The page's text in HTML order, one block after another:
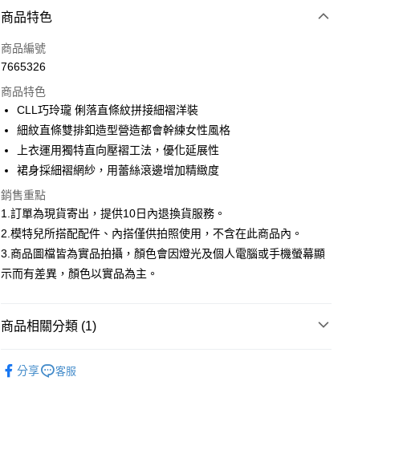
付款方式
信用卡一次付款
3 期 0 利率 每期 NT$466
合作金庫商業銀行
第一商業銀行
華南商業銀行
彰化商業銀行
國泰世華商業銀行
兆豐國際商業銀行
臺灣中小企業銀行
匯豐（台灣）商業銀行
華泰商業銀行
聯邦商業銀行
遠東國際商業銀行
玉山商業銀行
星展（台灣）商業銀行
台新國際商業銀行
超商取貨付款
Apple Pay
街口支付
悠遊付
Google Pay
相關說明
2.付款方式選擇「大哥付你分期」，訂單成立後會自動跳轉到大哥付的交易
相關說明
商品特色
商品編號
7665326
商品特色
CLL巧玲瓏 俐落直條紋拼接細褶洋裝
細紋直條雙排釦造型營造都會幹練女性風格
上衣運用獨特直向壓褶工法，優化延展性
裙身採細褶網紗，用蕾絲滾邊增加精緻度
銷售重點
1.訂單為現貨寄出，提供10日內退換貨服務。
2.模特兒所搭配配件、內搭僅供拍照使用，不含在此商品內。
3.商品圖檔皆為實品拍攝，顏色會因燈光及個人電腦或手機螢幕顯
示而有差異，顏色以實品為主。
商品相關分類 (1)
分享
客服